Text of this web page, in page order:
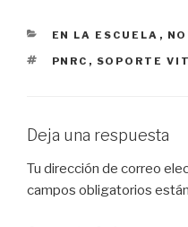
CATEGORÍAS
EN LA ESCUELA ,
ETIQUETAS
PNRC , SOPORTE
Deja una respuesta
Tu dirección de correo
campos obligatorios